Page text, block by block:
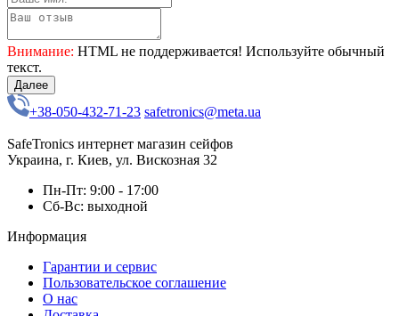
Внимание: HTML не поддерживается! Используйте обычный
текст.
Далее
+38-050-432-71-23 safetronics@meta.ua
SafeTronics интернет магазин сейфов
Украина, г. Киев, ул. Вискозная 32
Пн-Пт: 9:00 - 17:00
Сб-Вс: выходной
Информация
Гарантии и сервис
Пользовательское соглашение
О нас